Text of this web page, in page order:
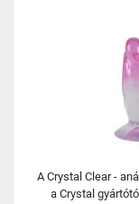
A Crystal Clear -
a Crystal